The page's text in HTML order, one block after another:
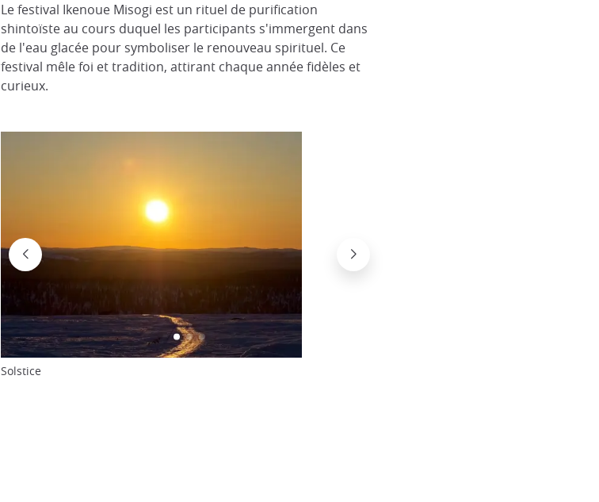
Le festival Ikenoue Misogi est un rituel de purification
shintoïste au cours duquel les participants s'immergent dans
de l'eau glacée pour symboliser le renouveau spirituel. Ce
festival mêle foi et tradition, attirant chaque année fidèles et
curieux.
Solstice